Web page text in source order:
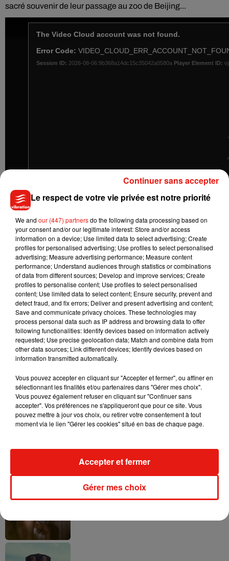
sacré souvenir de leur passage au zoo de Beijing...
Musique
5 août 2026
Benny Blanco invite Selena Gomez et
4 août 2026
Ariana Grande prendra une pause après
Le respect de votre vie privée est notre priorité
We and our (447) partnersdo the following data processing based on
your consent and/or our legitimate interest: Store and/or access
information on a device; Use limited data to select advertising; Create
profiles for personalised advertising; Use profiles to select personalised
advertising; Measure advertising performance; Measure content
performance; Understand audiences through statistics or combinations
of data from different sources; Develop and improve services; Create
profiles to personalise content; Use profiles to select personalised
content; Use limited data to select content; Ensure security, prevent and
detect fraud, and fix errors; Deliver and present advertising and content;
Save and communicate privacy choices. These technologies may
process personal data such as IP address and browsing data to offer
following functionalities: Identify devices based on information actively
requested; Use precise geolocation data; Match and combine data from
other data sources; Link different devices; Identify devices based on
information transmitted automatically.
Vous pouvez accepter en cliquant sur "Accepter et fermer", ou affiner en
sélectionnant les finalités et/ou partenaires dans "Gérer mes choix".
Vous pouvez également refuser en cliquant sur "Continuer sans
accepter". Vos préférences ne s'appliqueront que pour ce site. Vous
pouvez mettre à jour vos choix, ou retirer votre consentement à tout
moment via le lien "Gérer les cookies" situé en bas de chaque page.
Gérer mes choix
Accepter et fermer
Continuer sans accepter